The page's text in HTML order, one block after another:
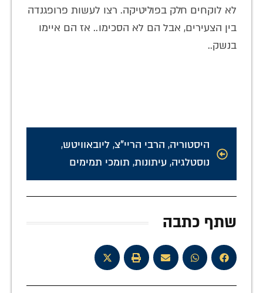
לא לוקחים חלק בפוליטיקה. רצו לעשות פרופגנדה
בין הצעירים, אבל הם לא הסכימו.. אז הם איימו
בנשק..
היסטוריה, הרבי הריי"צ, ליובאוויטש,
נוסטלגיה, עיתונות, תומכי תמימים
שתף כתבה